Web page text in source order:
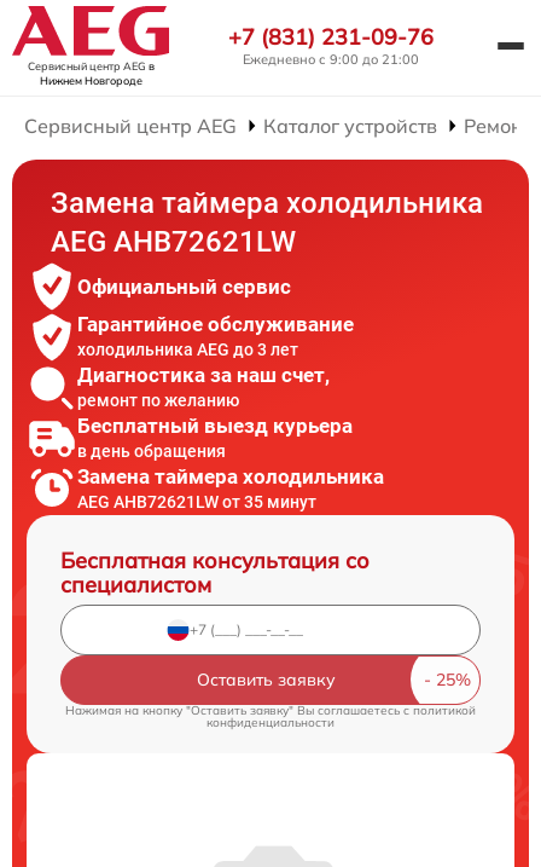
Сервисный центр AEG в
Нижнем Новгороде
+7 (831) 231-09-76
Ежедневно с 9:00 до 21:00
Сервисный центр AEG Каталог устройств Ремонт
Замена таймера холодильника
AEG AHB72621LW
Официальный сервис
Гарантийное обслуживание
холодильника AEG до 3 лет
Диагностика за наш счет,
ремонт по желанию
Бесплатный выезд курьера
в день обращения
Замена таймера холодильника
AEG AHB72621LW от 35 минут
Бесплатная консультация со
специалистом
Оставить заявку
Нажимая на кнопку "Оставить заявку" Вы соглашаетесь cполитикой
конфиденциальности